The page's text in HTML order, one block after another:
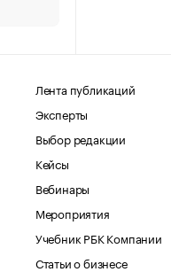
Лента публикаций
Эксперты
Выбор редакции
Кейсы
Вебинары
Мероприятия
Учебник РБК Компании
Статьи о бизнесе